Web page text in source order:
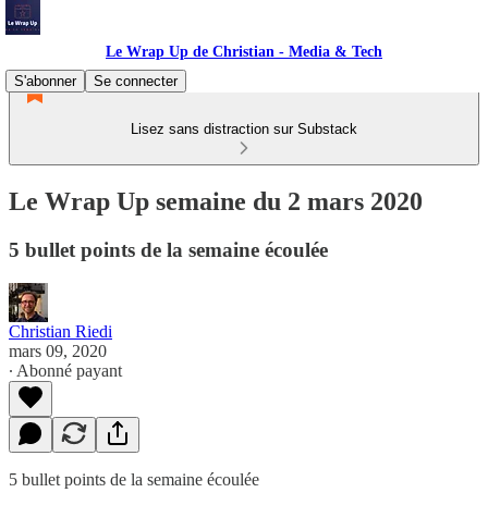
Le Wrap Up de Christian - Media & Tech
S'abonner
Se connecter
Lisez sans distraction sur Substack
Le Wrap Up semaine du 2 mars 2020
5 bullet points de la semaine écoulée
Christian Riedi
mars 09, 2020
∙ Abonné payant
5 bullet points de la semaine écoulée